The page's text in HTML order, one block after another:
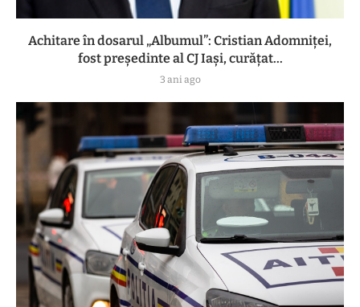
Achitare în dosarul „Albumul”: Cristian Adomniţei,
fost preşedinte al CJ Iaşi, curăţat...
3 ani ago